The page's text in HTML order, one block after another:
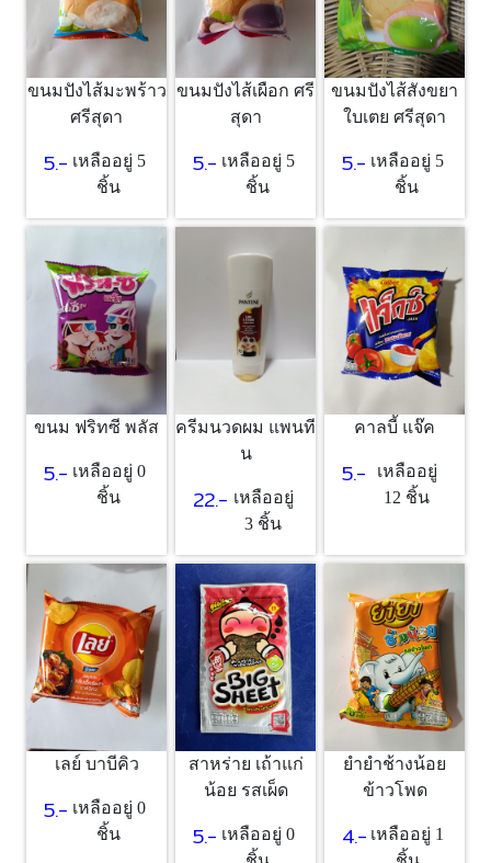
ขนมปังไส้มะพร้าว
ศรีสุดา
5.- เหลืออยู่ 5
ชิ้น
ขนมปังไส้เผือก ศรี
สุดา
5.- เหลืออยู่ 5
ชิ้น
ขนมปังไส้สังขยา
ใบเตย ศรีสุดา
5.- เหลืออยู่ 5
ชิ้น
ขนม ฟริทซี พลัส
5.- เหลืออยู่ 0
ชิ้น
ครีมนวดผม แพนที
น
22.- เหลืออยู่
3 ชิ้น
คาลบี้ แจ๊ค
5.-
เหลืออยู่
12 ชิ้น
เลย์ บาบีคิว
5.- เหลืออยู่ 0
ชิ้น
สาหร่าย เถ้าแก่
น้อย รสเผ็ด
5.- เหลืออยู่ 0
ยำยำช้างน้อย
ข้าวโพด
4.- เหลืออยู่ 1